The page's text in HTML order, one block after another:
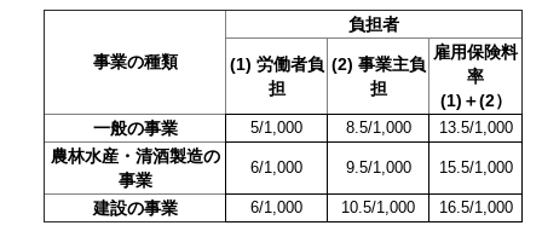
事業の種類
負担者
(1) 労働者負
担
(2) 事業主負
担
雇用保険料
率
(1)＋(2）
一般の事業
5/1,000 8.5/1,000 13.5/1,000
農林水産・清酒製造の
事業
6/1,000 9.5/1,000 15.5/1,000
建設の事業 6/1,000 10.5/1,000 16.5/1,000